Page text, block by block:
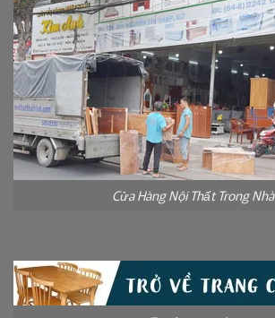
Cửa Hàng Nội Thất Trong Nhà